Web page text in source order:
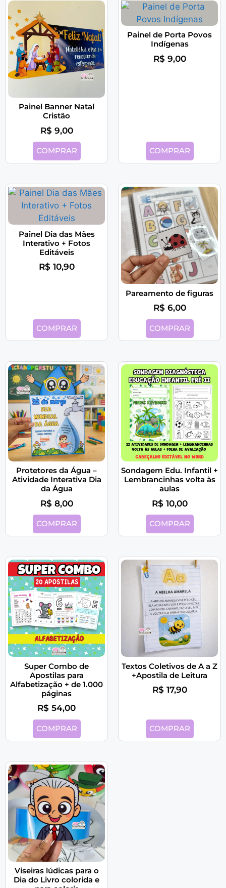
Painel Banner Natal
Cristão
R$ 9,00
COMPRAR
Painel de Porta Povos
Indígenas
R$ 9,00
COMPRAR
Painel Dia das Mães
Interativo + Fotos
Editáveis
R$ 10,90
COMPRAR
Pareamento de figuras
R$ 6,00
COMPRAR
Protetores da Água –
Atividade Interativa Dia
da Água
R$ 8,00
COMPRAR
Sondagem Edu. Infantil +
Lembrancinhas volta às
aulas
R$ 10,00
COMPRAR
Super Combo de
Apostilas para
Alfabetização + de 1.000
páginas
R$ 54,00
COMPRAR
Textos Coletivos de A a Z
+Apostila de Leitura
R$ 17,90
COMPRAR
Viseiras lúdicas para o
Dia do Livro colorida e